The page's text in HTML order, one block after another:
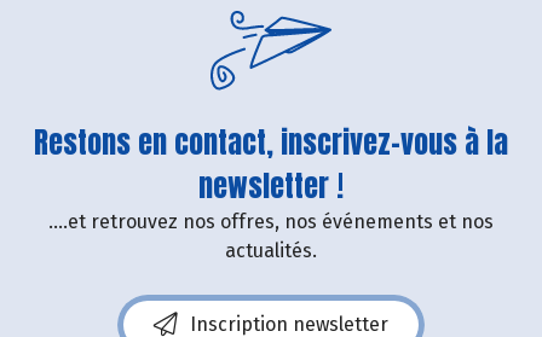
Restons en contact, inscrivez-vous à la
newsletter !
....et retrouvez nos offres, nos événements et nos
actualités.
Inscription newsletter